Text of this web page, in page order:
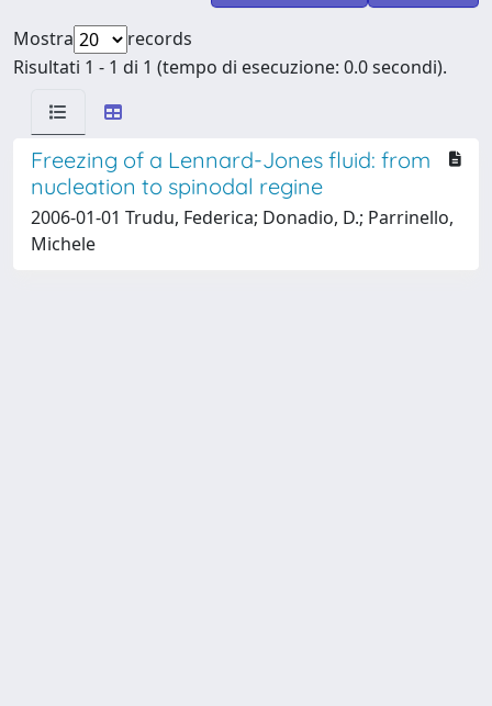
Mostra
records
Risultati 1 - 1 di 1 (tempo di esecuzione: 0.0 secondi).
Freezing of a Lennard-Jones fluid: from
nucleation to spinodal regine
2006-01-01 Trudu, Federica; Donadio, D.; Parrinello,
Michele